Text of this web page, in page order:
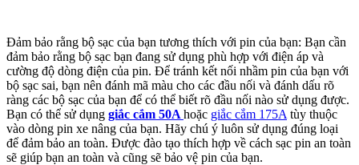
Đảm bảo rằng bộ sạc của bạn tương thích với pin của bạn: Bạn cần
đảm bảo rằng bộ sạc bạn đang sử dụng phù hợp với điện áp và
cường độ dòng điện của pin. Để tránh kết nối nhầm pin của bạn với
bộ sạc sai, bạn nên đánh mã màu cho các đầu nối và đánh dấu rõ
ràng các bộ sạc của bạn để có thể biết rõ đầu nối nào sử dụng được.
Bạn có thể sử dụng giắc cắm 50A hoặc giắc cắm 175A tùy thuộc
vào dòng pin xe nâng của bạn. Hãy chú ý luôn sử dụng đúng loại
để đảm bảo an toàn. Được đào tạo thích hợp về cách sạc pin an toàn
sẽ giúp bạn an toàn và cũng sẽ bảo vệ pin của bạn.